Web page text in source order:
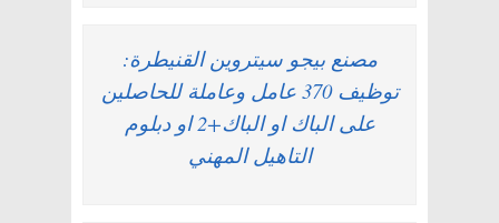
مصنع بيجو سيتروين القنيطرة:
توظيف 370 عامل وعاملة للحاصلين
على الباك او الباك+2 او دبلوم
التاهيل المهني